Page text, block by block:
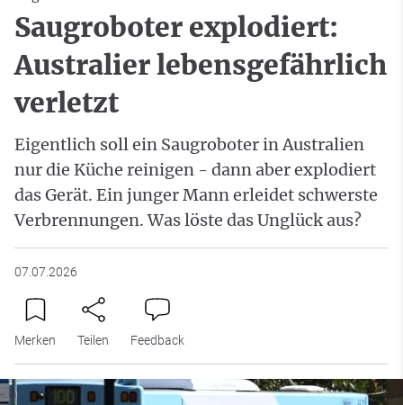
Saugroboter explodiert:
Australier lebensgefährlich
verletzt
Eigentlich soll ein Saugroboter in Australien
nur die Küche reinigen - dann aber explodiert
das Gerät. Ein junger Mann erleidet schwerste
Verbrennungen. Was löste das Unglück aus?
07.07.2026
Merken Teilen Feedback